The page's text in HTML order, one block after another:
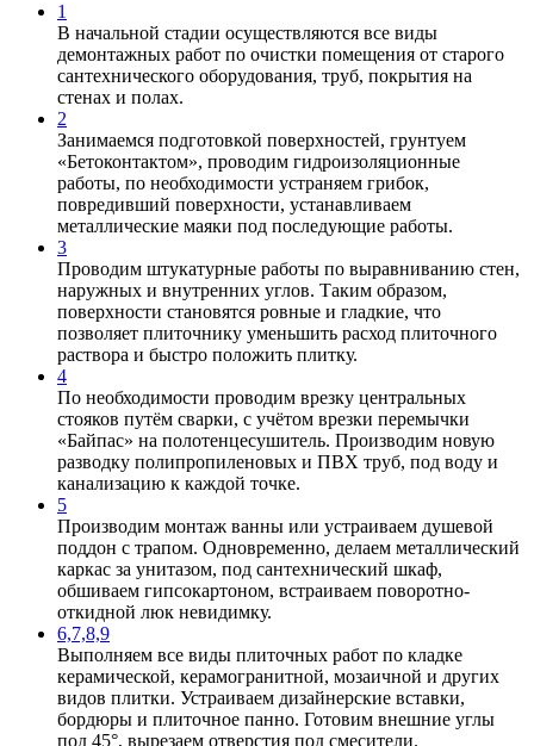
1
В начальной стадии осуществляются все виды
демонтажных работ по очистки помещения от старого
сантехнического оборудования, труб, покрытия на
стенах и полах.
2
Занимаемся подготовкой поверхностей, грунтуем
«Бетоконтактом», проводим гидроизоляционные
работы, по необходимости устраняем грибок,
повредивший поверхности, устанавливаем
металлические маяки под последующие работы.
3
Проводим штукатурные работы по выравниванию стен,
наружных и внутренних углов. Таким образом,
поверхности становятся ровные и гладкие, что
позволяет плиточнику уменьшить расход плиточного
раствора и быстро положить плитку.
4
По необходимости проводим врезку центральных
стояков путём сварки, с учётом врезки перемычки
«Байпас» на полотенцесушитель. Производим новую
разводку полипропиленовых и ПВХ труб, под воду и
канализацию к каждой точке.
5
Производим монтаж ванны или устраиваем душевой
поддон с трапом. Одновременно, делаем металлический
каркас за унитазом, под сантехнический шкаф,
обшиваем гипсокартоном, встраиваем поворотно-
откидной люк невидимку.
6,7,8,9
Выполняем все виды плиточных работ по кладке
керамической, керамогранитной, мозаичной и других
видов плитки. Устраиваем дизайнерские вставки,
бордюры и плиточное панно. Готовим внешние углы
под 45°, вырезаем отверстия под смесители.